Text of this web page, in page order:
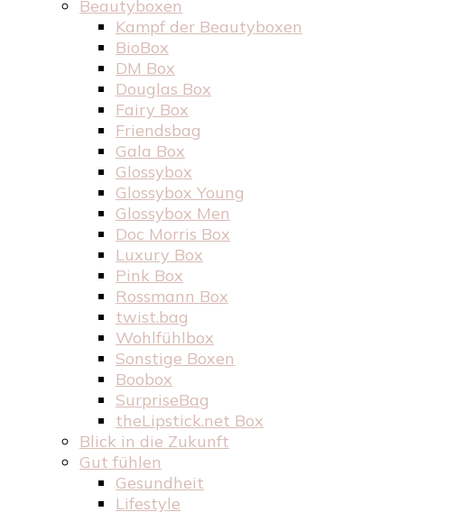
Beautyboxen
Kampf der Beautyboxen
BioBox
DM Box
Douglas Box
Fairy Box
Friendsbag
Gala Box
Glossybox
Glossybox Young
Glossybox Men
Doc Morris Box
Luxury Box
Pink Box
Rossmann Box
twist.bag
Wohlfühlbox
Sonstige Boxen
Boobox
SurpriseBag
theLipstick.net Box
Blick in die Zukunft
Gut fühlen
Gesundheit
Lifestyle